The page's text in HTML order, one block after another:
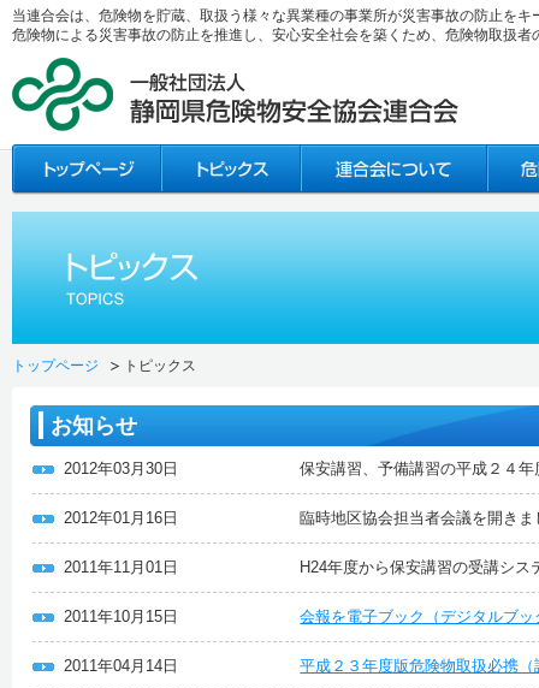
当連合会は、危険物を貯蔵、取扱う様々な異業種の事業所が災害事故の防止を
危険物による災害事故の防止を推進し、安心安全社会を築くため、危険物取扱
トップページ トピックス
お知らせ
2012年03月30日 保安講習、予備講習の平成２４
2012年01月16日 臨時地区協会担当者会議を開きま
2011年11月01日 H24年度から保安講習の受講シス
2011年10月15日 会報を電子ブック（デジタルブ
2011年04月14日 平成２３年度版危険物取扱必携